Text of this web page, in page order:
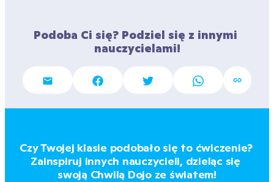
Podoba Ci się? Podziel się z innymi
nauczycielami!
Czy Twojej klasie podobało się to ćwiczenie?
Zainspiruj innych nauczycieli, dzieląc się
swoją Chwilą Dojo ze światem!